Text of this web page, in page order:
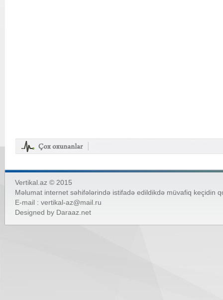
Vertikal.az © 2015
Məlumat internet səhifələrində istifadə edildikdə müvafiq keçidin
E-mail : vertikal-az@mail.ru
Designed by Daraaz.net